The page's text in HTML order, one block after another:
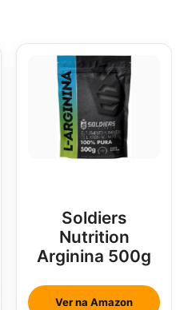
Soldiers
Nutrition
Arginina 500g
Ver na Amazon